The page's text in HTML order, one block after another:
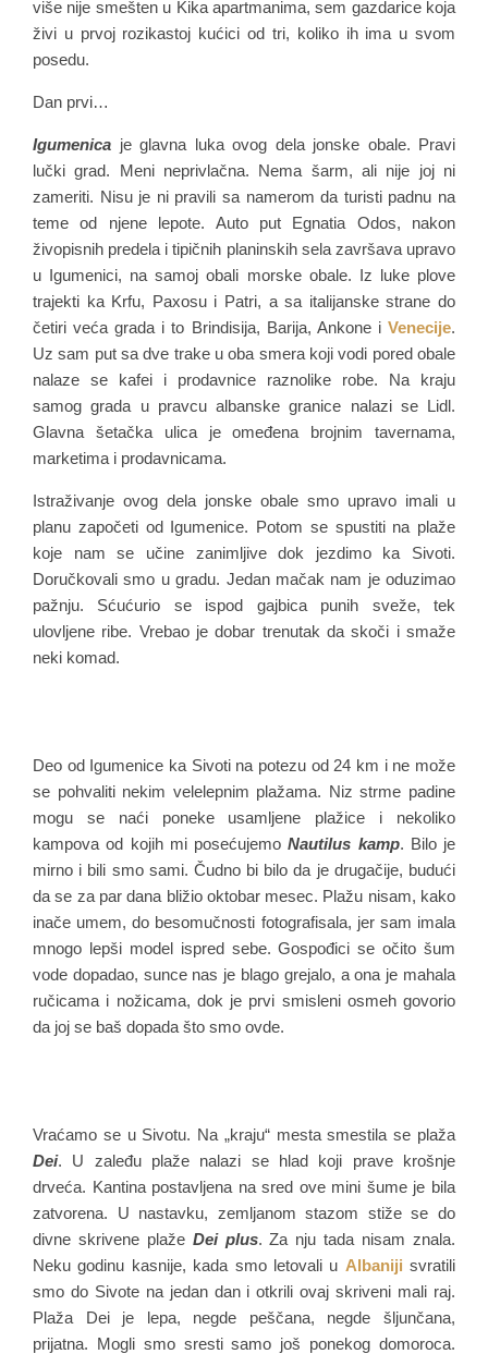
više nije smešten u Kika apartmanima, sem gazdarice koja
živi u prvoj rozikastoj kućici od tri, koliko ih ima u svom
posedu.
Dan prvi…
Igumenica je glavna luka ovog dela jonske obale. Pravi
lučki grad. Meni neprivlačna. Nema šarm, ali nije joj ni
zameriti. Nisu je ni pravili sa namerom da turisti padnu na
teme od njene lepote. Auto put Egnatia Odos, nakon
živopisnih predela i tipičnih planinskih sela završava upravo
u Igumenici, na samoj obali morske obale. Iz luke plove
trajekti ka Krfu, Paxosu i Patri, a sa italijanske strane do
četiri veća grada i to Brindisija, Barija, Ankone i Venecije.
Uz sam put sa dve trake u oba smera koji vodi pored obale
nalaze se kafei i prodavnice raznolike robe. Na kraju
samog grada u pravcu albanske granice nalazi se Lidl.
Glavna šetačka ulica je omeđena brojnim tavernama,
marketima i prodavnicama.
Istraživanje ovog dela jonske obale smo upravo imali u
planu započeti od Igumenice. Potom se spustiti na plaže
koje nam se učine zanimljive dok jezdimo ka Sivoti.
Doručkovali smo u gradu. Jedan mačak nam je oduzimao
pažnju. Sćućurio se ispod gajbica punih sveže, tek
ulovljene ribe. Vrebao je dobar trenutak da skoči i smaže
neki komad.
Deo od Igumenice ka Sivoti na potezu od 24 km i ne može
se pohvaliti nekim velelepnim plažama. Niz strme padine
mogu se naći poneke usamljene plažice i nekoliko
kampova od kojih mi posećujemoNautilus kamp. Bilo je
mirno i bili smo sami. Čudno bi bilo da je drugačije, budući
da se za par dana bližio oktobar mesec. Plažu nisam, kako
inače umem, do besomučnosti fotografisala, jer sam imala
mnogo lepši model ispred sebe. Gospođici se očito šum
vode dopadao, sunce nas je blago grejalo, a ona je mahala
ručicama i nožicama, dok je prvi smisleni osmeh govorio
da joj se baš dopada što smo ovde.
Vraćamo se u Sivotu. Na „kraju“ mesta smestila se plaža
Dei. U zaleđu plaže nalazi se hlad koji prave krošnje
drveća. Kantina postavljena na sred ove mini šume je bila
zatvorena. U nastavku, zemljanom stazom stiže se do
divne skrivene plaže Dei plus. Za nju tada nisam znala.
Neku godinu kasnije, kada smo letovali u Albaniji svratili
smo do Sivote na jedan dan i otkrili ovaj skriveni mali raj.
Plaža Dei je lepa, negde peščana, negde šljunčana,
prijatna. Mogli smo sresti samo još ponekog domoroca.